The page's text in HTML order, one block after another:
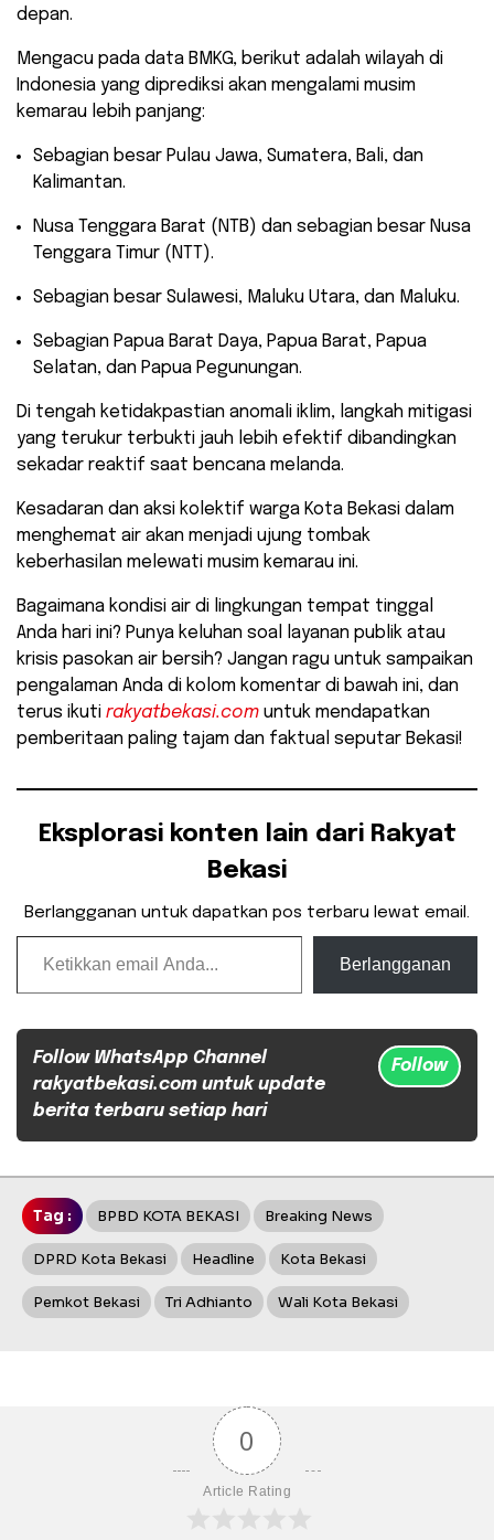
depan.
Mengacu pada data BMKG, berikut adalah wilayah di
Indonesia yang diprediksi akan mengalami musim
kemarau lebih panjang:
​Sebagian besar Pulau Jawa, Sumatera, Bali, dan
Kalimantan.
​Nusa Tenggara Barat (NTB) dan sebagian besar Nusa
Tenggara Timur (NTT).
​Sebagian besar Sulawesi, Maluku Utara, dan Maluku.
​Sebagian Papua Barat Daya, Papua Barat, Papua
Selatan, dan Papua Pegunungan.
​Di tengah ketidakpastian anomali iklim, langkah mitigasi
yang terukur terbukti jauh lebih efektif dibandingkan
sekadar reaktif saat bencana melanda.
Kesadaran dan aksi kolektif warga Kota Bekasi dalam
menghemat air akan menjadi ujung tombak
keberhasilan melewati musim kemarau ini.
​Bagaimana kondisi air di lingkungan tempat tinggal
Anda hari ini? Punya keluhan soal layanan publik atau
krisis pasokan air bersih? Jangan ragu untuk sampaikan
pengalaman Anda di kolom komentar di bawah ini, dan
terus ikuti rakyatbekasi.com untuk mendapatkan
pemberitaan paling tajam dan faktual seputar Bekasi!
Eksplorasi konten lain dari Rakyat
Bekasi
Berlangganan untuk dapatkan pos terbaru lewat email.
Ketikkan email Anda...
Berlangganan
Follow WhatsApp Channel
rakyatbekasi.com untuk update
berita terbaru setiap hari
Follow
Tag : BPBD KOTA BEKASI Breaking News
DPRD Kota Bekasi Headline Kota Bekasi
Pemkot Bekasi Tri Adhianto Wali Kota Bekasi
0
Article Rating